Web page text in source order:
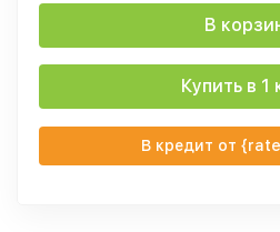
В
Купить в 1
В кредит от